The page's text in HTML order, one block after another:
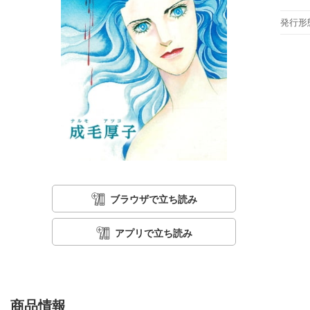
ブラウザで立ち読み
アプリで立ち読み
発行形
商品情報